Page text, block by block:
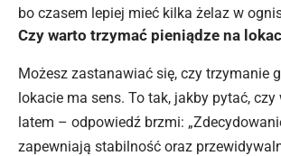
bo czasem lepiej mieć kilka żelaz w
Czy warto trzymać pieniądze na
Możesz zastanawiać się, czy trzymanie
lokacie ma sens. To tak, jakby pytać,
latem – odpowiedź brzmi:
zapewniają stabilność oraz